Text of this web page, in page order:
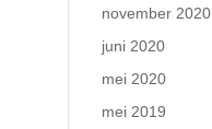
november 2020
juni 2020
mei 2020
mei 2019